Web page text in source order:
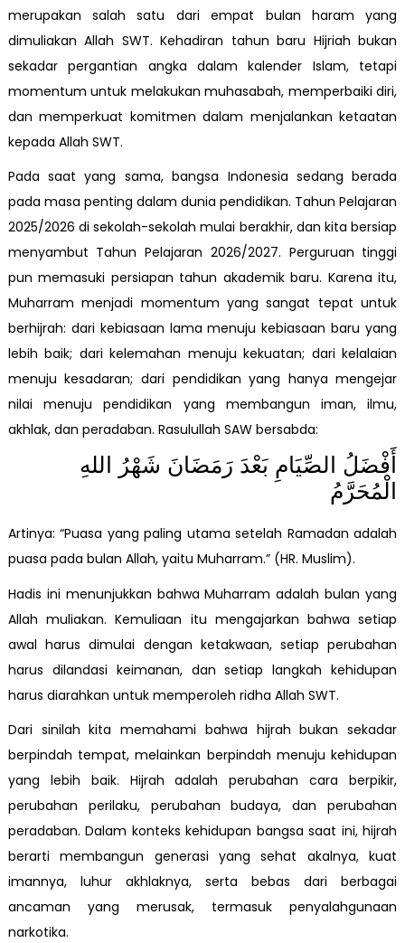
merupakan salah satu dari empat bulan haram yang
dimuliakan Allah SWT. Kehadiran tahun baru Hijriah bukan
sekadar pergantian angka dalam kalender Islam, tetapi
momentum untuk melakukan muhasabah, memperbaiki diri,
dan memperkuat komitmen dalam menjalankan ketaatan
kepada Allah SWT.
Pada saat yang sama, bangsa Indonesia sedang berada
pada masa penting dalam dunia pendidikan. Tahun Pelajaran
2025/2026 di sekolah-sekolah mulai berakhir, dan kita bersiap
menyambut Tahun Pelajaran 2026/2027. Perguruan tinggi
pun memasuki persiapan tahun akademik baru. Karena itu,
Muharram menjadi momentum yang sangat tepat untuk
berhijrah: dari kebiasaan lama menuju kebiasaan baru yang
lebih baik; dari kelemahan menuju kekuatan; dari kelalaian
menuju kesadaran; dari pendidikan yang hanya mengejar
nilai menuju pendidikan yang membangun iman, ilmu,
akhlak, dan peradaban. Rasulullah SAW bersabda:
أَفْضَلُ الصِّيَامِ بَعْدَ رَمَضَانَ شَهْرُ اللهِ
الْمُحَرَّمُ
Artinya: “Puasa yang paling utama setelah Ramadan adalah
puasa pada bulan Allah, yaitu Muharram.” (HR. Muslim).
Hadis ini menunjukkan bahwa Muharram adalah bulan yang
Allah muliakan. Kemuliaan itu mengajarkan bahwa setiap
awal harus dimulai dengan ketakwaan, setiap perubahan
harus dilandasi keimanan, dan setiap langkah kehidupan
harus diarahkan untuk memperoleh ridha Allah SWT.
Dari sinilah kita memahami bahwa hijrah bukan sekadar
berpindah tempat, melainkan berpindah menuju kehidupan
yang lebih baik. Hijrah adalah perubahan cara berpikir,
perubahan perilaku, perubahan budaya, dan perubahan
peradaban. Dalam konteks kehidupan bangsa saat ini, hijrah
berarti membangun generasi yang sehat akalnya, kuat
imannya, luhur akhlaknya, serta bebas dari berbagai
ancaman yang merusak, termasuk penyalahgunaan
narkotika.